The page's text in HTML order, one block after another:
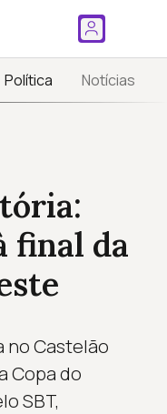
Política Notícias
final da
no Castelão
Copa do
SBT,